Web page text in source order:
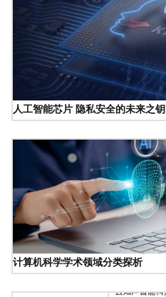
人工智能芯片 隐私安全的未来之钥
计算机科学学术领域分类探析